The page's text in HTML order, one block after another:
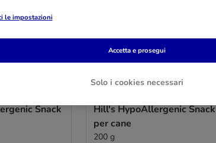
Snack
Hill's HypoAllergenic Snack
per cane
200 g
le impostazioni
Solo i cookies necessari
Accetta e prosegui